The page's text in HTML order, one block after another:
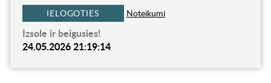
IELOGOTIES Noteikumi
Izsole ir beigusies!
24.05.2026 21:19:14